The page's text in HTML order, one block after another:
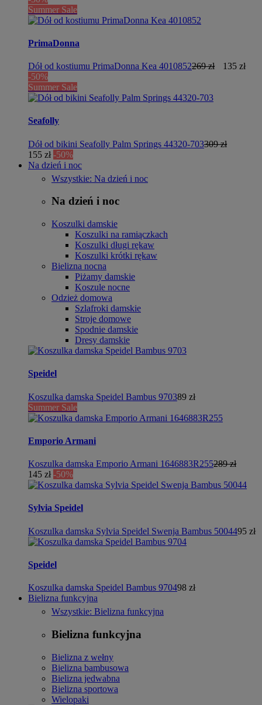
Summer Sale
PrimaDonna
Dół od kostiumu PrimaDonna Kea 4010852269 zł
135 zł
-50%
Summer Sale
Seafolly
Dół od bikini Seafolly Palm Springs 44320-703309 zł
155 zł -50%
Na dzień i noc
Wszystkie: Na dzień i noc
Na dzień i noc
Koszulki damskie
Koszulki na ramiączkach
Koszulki długi rękaw
Koszulki krótki rękaw
Bielizna nocna
Piżamy damskie
Koszule nocne
Odzież domowa
Szlafroki damskie
Stroje domowe
Spodnie damskie
Dresy damskie
Speidel
Koszulka damska Speidel Bambus 970389 zł
Summer Sale
Emporio Armani
Koszulka damska Emporio Armani 1646883R255289 zł
145 zł -50%
Sylvia Speidel
Koszulka damska Sylvia Speidel Swenja Bambus 5004495 zł
Speidel
Koszulka damska Speidel Bambus 970498 zł
Bielizna funkcyjna
Wszystkie: Bielizna funkcyjna
Bielizna funkcyjna
Bielizna z wełny
Bielizna bambusowa
Bielizna jedwabna
Bielizna sportowa
Wielopaki